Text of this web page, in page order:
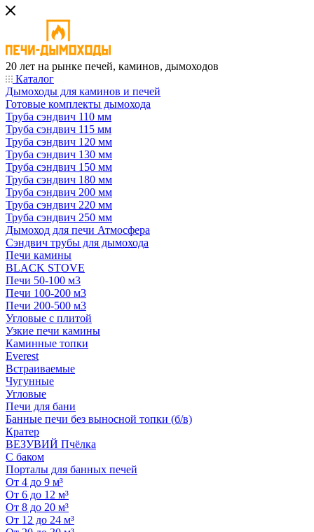
20 лет на рынке печей, каминов, дымоходов
Каталог
Дымоходы для каминов и печей
Готовые комплекты дымохода
Труба сэндвич 110 мм
Труба сэндвич 115 мм
Труба сэндвич 120 мм
Труба сэндвич 130 мм
Труба сэндвич 150 мм
Труба сэндвич 180 мм
Труба сэндвич 200 мм
Труба сэндвич 220 мм
Труба сэндвич 250 мм
Дымоход для печи Атмосфера
Сэндвич трубы для дымохода
Печи камины
BLACK STOVE
Печи 50-100 м3
Печи 100-200 м3
Печи 200-500 м3
Угловые с плитой
Узкие печи камины
Каминные топки
Everest
Встраиваемые
Чугунные
Угловые
Печи для бани
Банные печи без выносной топки (б/в)
Кратер
ВЕЗУВИЙ Пчёлка
С баком
Порталы для банных печей
От 4 до 9 м³
От 6 до 12 м³
От 8 до 20 м³
От 12 до 24 м³